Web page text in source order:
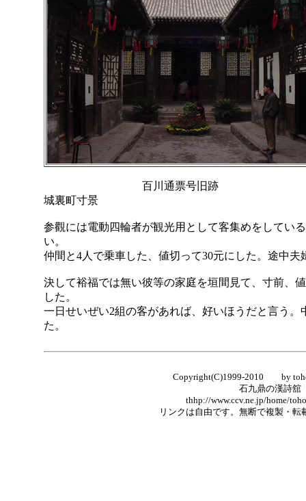
百川通
城裏町寸景
参觀には電動四輪者が観光用として客集めをしてい
い。
仲間と4人で乗車した、値切って30元にした。途中
決して裕福では無い彼等の家庭を垣間見て、寸前、
した。
一日せいぜい2組の客があれば、好いほうだと言う
た。
Copyright(C)1999-2010 by
石九鼎の漢詩舘
thhp://www.ccv.ne.jp/home/tohou/
リンクは自由です。無断で複製・転載する